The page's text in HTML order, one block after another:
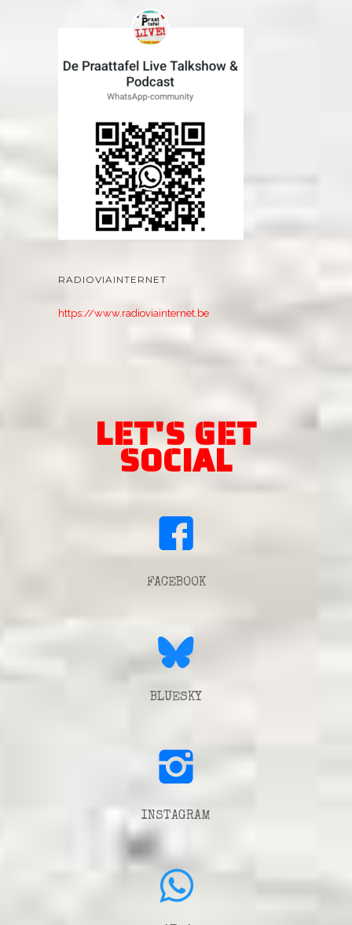
RADIOVIAINTERNET
https://www.radioviainternet.be
LET'S GET
SOCIAL
FACEBOOK
BLUESKY
INSTAGRAM